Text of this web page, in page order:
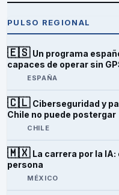
PULSO REGIONAL
🇪🇸 Un programa
capaces de operar sin
ESPAÑA
🇨🇱 Ciberseguridad y
Chile no puede postergar
CHILE
🇲🇽 La carrera por la
persona
MÉXICO